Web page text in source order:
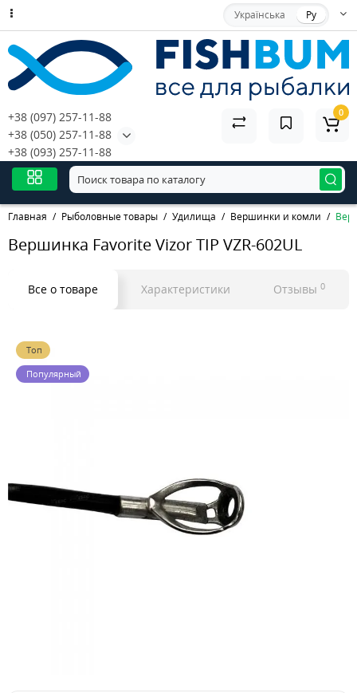
Українська Ру
+38 (097) 257-11-88
+38 (050) 257-11-88
+38 (093) 257-11-88
0
Главная Рыболовные товары Удилища Вершинки и комли
Вершинка Favorite Vizor TIP VZR-602UL
Все о товаре Характеристики Отзывы 0
Топ
Популярный